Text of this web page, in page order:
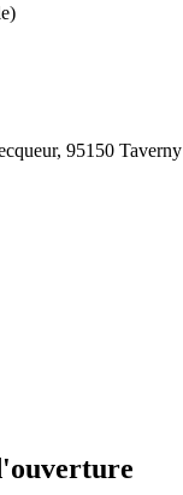
95150 Taverny